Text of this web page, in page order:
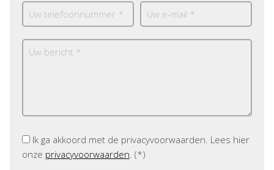
Ik ga akkoord met de privacyvoorwaarden. Lees hier
onze privacyvoorwaarden . (*)